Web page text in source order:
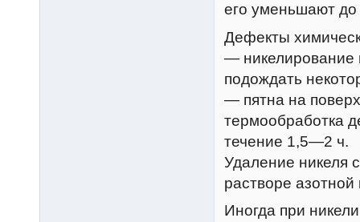
его уменьшают до
Дефекты
— никелирование
подождать
— пятна на
термообработка
течение 1,5—2 ч.
Удаление никеля
растворе азотной
Иногда при